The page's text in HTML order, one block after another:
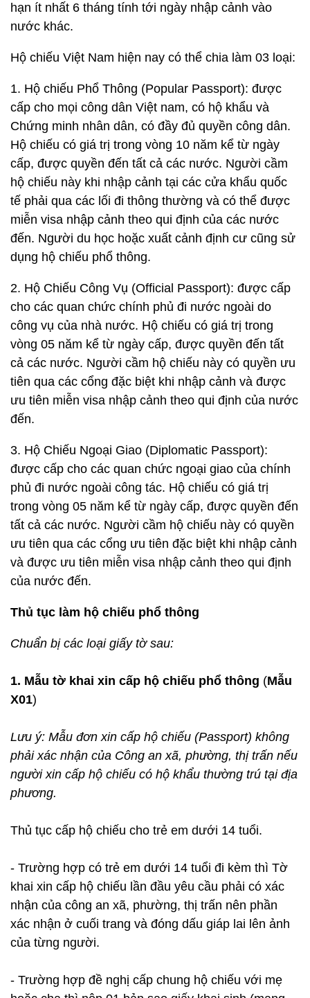
hạn ít nhất 6 tháng tính tới ngày nhập cảnh vào
nước khác.
Hộ chiếu Việt Nam hiện nay có thể chia làm 03 loại:
1. Hộ chiếu Phổ Thông (Popular Passport): được
cấp cho mọi công dân Việt nam, có hộ khẩu và
Chứng minh nhân dân, có đầy đủ quyền công dân.
Hộ chiếu có giá trị trong vòng 10 năm kể từ ngày
cấp, được quyền đến tất cả các nước. Người cầm
hộ chiếu này khi nhập cảnh tại các cửa khẩu quốc
tế phải qua các lối đi thông thường và có thể được
miễn visa nhập cảnh theo qui định của các nước
đến. Người du học hoặc xuất cảnh định cư cũng sử
dụng hộ chiếu phổ thông.
2. Hộ Chiếu Công Vụ (Official Passport): được cấp
cho các quan chức chính phủ đi nước ngoài do
công vụ của nhà nước. Hộ chiếu có giá trị trong
vòng 05 năm kể từ ngày cấp, được quyền đến tất
cả các nước. Người cầm hộ chiếu này có quyền ưu
tiên qua các cổng đặc biệt khi nhập cảnh và được
ưu tiên miễn visa nhập cảnh theo qui định của nước
đến.
3. Hộ Chiếu Ngoại Giao (Diplomatic Passport):
được cấp cho các quan chức ngoại giao của chính
phủ đi nước ngoài công tác. Hộ chiếu có giá trị
trong vòng 05 năm kể từ ngày cấp, được quyền đến
tất cả các nước. Người cầm hộ chiếu này có quyền
ưu tiên qua các cổng ưu tiên đặc biệt khi nhập cảnh
và được ưu tiên miễn visa nhập cảnh theo qui định
của nước đến.
Thủ tục làm hộ chiếu phổ thông
Chuẩn bị các loại giấy tờ sau:
1. Mẫu tờ khai xin cấp hộ chiếu phổ thông (Mẫu
X01)
Lưu ý: Mẫu đơn xin cấp hộ chiếu (Passport) không
phải xác nhận của Công an xã, phường, thị trấn nếu
người xin cấp hộ chiếu có hộ khẩu thường trú tại địa
phương.
Thủ tục cấp hộ chiếu cho trẻ em dưới 14 tuổi.
- Trường hợp có trẻ em dưới 14 tuổi đi kèm thì Tờ
khai xin cấp hộ chiếu lần đầu yêu cầu phải có xác
nhận của công an xã, phường, thị trấn nên phần
xác nhận ở cuối trang và đóng dấu giáp lai lên ảnh
của từng người.
- Trường hợp đề nghị cấp chung hộ chiếu với mẹ